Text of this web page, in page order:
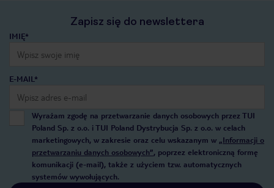
Zapisz się do newslettera
IMIĘ*
E-MAIL*
Wyrażam zgodę na przetwarzanie danych osobowych przez TUI
Poland Sp. z o.o. i TUI Poland Dystrybucja Sp. z o.o. w celach
marketingowych, w zakresie oraz celu wskazanym w „Informacji o
przetwarzaniu danych osobowych”, poprzez elektroniczną formę
komunikacji (e-mail), także z użyciem tzw. automatycznych
systemów wywołujących.